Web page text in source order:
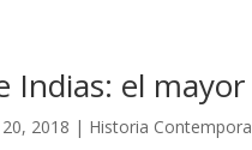
Indias: el
2018 | Historia